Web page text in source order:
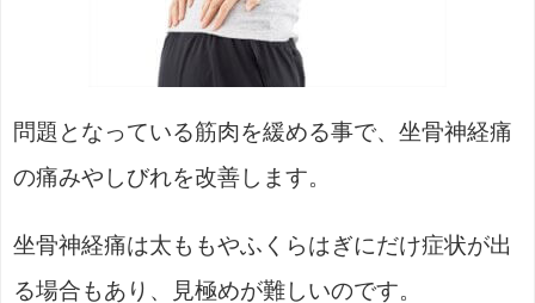
問題となっている筋肉を緩める事で、坐骨神経痛
の痛みやしびれを改善します。
坐骨神経痛は太ももやふくらはぎにだけ症状が出
る場合もあり、見極めが難しいのです。